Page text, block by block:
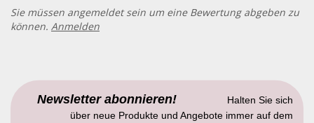
Sie müssen angemeldet sein um eine Bewertung abgeben zu
können. Anmelden
Newsletter abonnieren!
Halten Sie sich
über neue Produkte und Angebote immer auf dem